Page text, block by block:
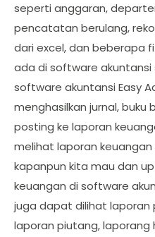
seperti anggaran,
pencatatan berulang,
dari excel, dan beberapa
ada di software akuntansi
software akuntansi Easy
menghasilkan jurnal,
posting ke laporan
melihat laporan
kapanpun kita mau dan
keuangan di software
juga dapat dilihat laporan
laporan piutang, laporang